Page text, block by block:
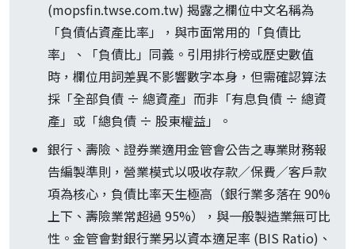
(mopsfin.twse.com.tw) 揭露之欄位中文名稱為
「負債佔資產比率」，與市面常用的「負債比
率」、「負債比」同義。引用排行榜或歷史數值
時，欄位用詞差異不影響數字本身，但需確認算法
採「全部負債 ÷ 總資產」而非「有息負債 ÷ 總資
產」或「總負債 ÷ 股東權益」。
銀行、壽險、證券業適用金管會公告之專業財務報
告編製準則，營業模式以吸收存款／保費／客戶款
項為核心，負債比率天生極高（銀行業多落在 90%
上下、壽險業常超過 95%），與一般製造業無可比
性。金管會對銀行業另以資本適足率 (BIS Ratio)、